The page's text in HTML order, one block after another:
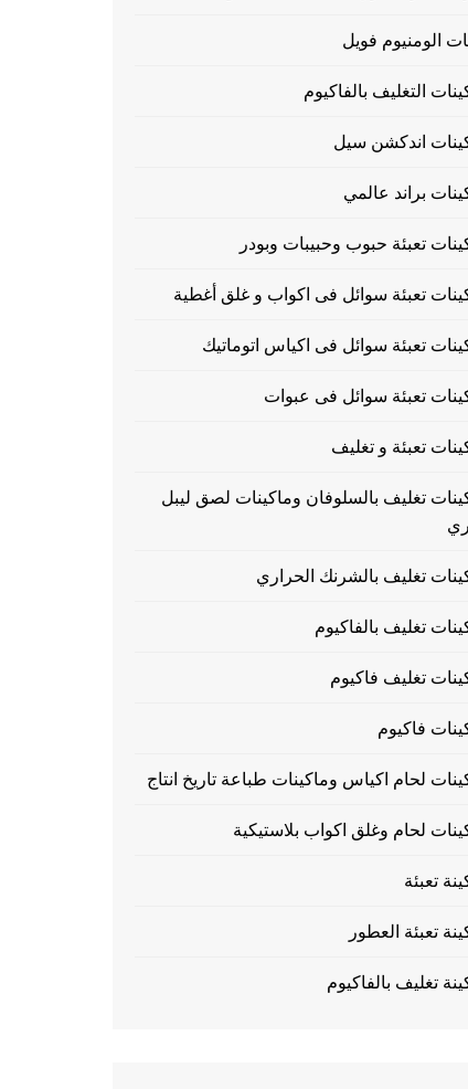
الومنيوم فويل
التغليف بالفاكيوم
اندكشن سيل
براند عالمي
تعبئة حبوب وحبيبات وبودر
تعبئة سوائل فى اكواب و غلق أغطية
تعبئة سوائل فى اكياس اتوماتيك
تعبئة سوائل فى عبوات
تعبئة و تغليف
تغليف بالسلوفان وماكينات لصق ليبل
تغليف بالشرنك الحراري
تغليف بالفاكيوم
تغليف فاكيوم
فاكيوم
لحام اكياس وماكينات طباعة تاريخ انتاج
لحام وغلق اكواب بلاستيكية
تعبئة
تعبئة العطور
تغليف بالفاكيوم